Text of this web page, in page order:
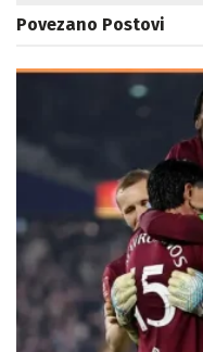
Povezano Postovi